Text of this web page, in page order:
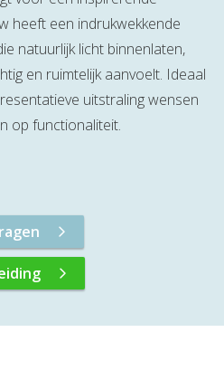
heeft een indrukwekkende
natuurlijk licht binnenlaten,
en ruimtelijk aanvoelt. Ideaal
uitstraling wensen
op functionaliteit.